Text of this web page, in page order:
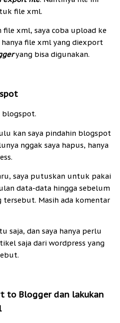
file xml.
xml, saya coba upload ke
file xml yang diexport
yang bisa digunakan.
blogspot.
kan saya pindahin blogspot
nggak saya hapus, hanya
saya putuskan untuk pakai
data-data hingga sebelum
tersebut. Masih ada komentar
saja, dan saya hanya perlu
saja dari wordpress yang
to Blogger dan lakukan